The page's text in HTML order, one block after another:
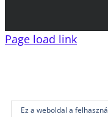
Page load link
Ez a weboldal a